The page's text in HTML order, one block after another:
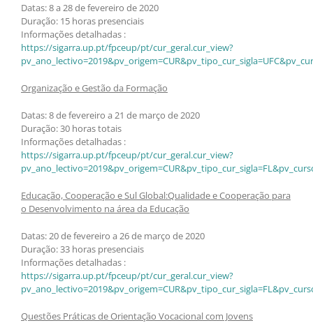
Datas: 8 a 28 de fevereiro de 2020
Duração: 15 horas presenciais
Informações detalhadas :
https://sigarra.up.pt/fpceup/pt/cur_geral.cur_view?
Organização e Gestão da Formação
Datas: 8 de fevereiro a 21 de março de 2020
Duração: 30 horas totais
Informações detalhadas :
https://sigarra.up.pt/fpceup/pt/cur_geral.cur_view?
Educação, Cooperação e Sul Global:Qualidade e Cooperação para
o Desenvolvimento na área da Educação
Datas: 20 de fevereiro a 26 de março de 2020
Duração: 33 horas presenciais
Informações detalhadas :
https://sigarra.up.pt/fpceup/pt/cur_geral.cur_view?
Questões Práticas de Orientação Vocacional com Jovens